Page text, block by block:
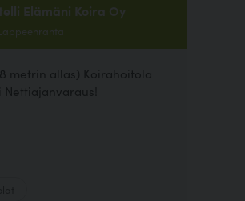
Elämäni Koira Oy
metrin allas) Koirahoitola